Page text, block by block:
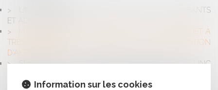
UN SITE POUR EXPLIQUER LE DROIT AUX ENFANTS
ET ADOLESCENTS
MARCHÉ DE LA FOURNITURE D’ACCÈS À INTERNET À
TRÈS HAUT DÉBIT : VALIDATION DE LA CONDAMNATION
D'ALTICE ET SFR
SMART CITY ET DONNÉES PERSONNELLES : LE LINC
PROSPECTIVEInformation sur les cookies